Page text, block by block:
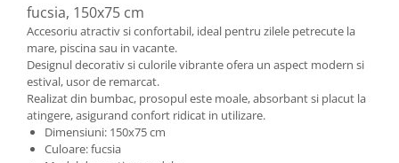
Accesorii inot si gonflabile
Jucarii de plaja
Genti de plaja
Piscine gonflabile
Prosoape si rogojini
Evantaie
fucsia, 150x75 cm
Accesoriu atractiv si confortabil, ideal pentru zilele petrecute la
mare, piscina sau in vacante.
Designul decorativ si culorile vibrante ofera un aspect modern si
estival, usor de remarcat.
Realizat din bumbac, prosopul este moale, absorbant si placut la
atingere, asigurand confort ridicat in utilizare.
Dimensiuni: 150x75 cm
Culoare: fucsia